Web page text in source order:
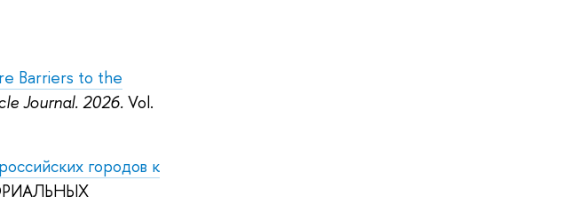
Barriers to the
Journal. 2026. Vol.
городов к